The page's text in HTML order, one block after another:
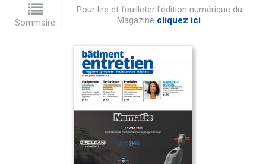
Sommaire
Pour lire et feuilleter l'édition numérique du
Magazine cliquez ici.